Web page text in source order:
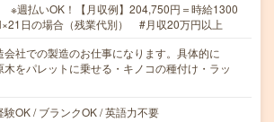
※週払いOK！【月収例】204,750円＝時給1300
日の場合（残業代別） #月収20万円以上
会社での製造のお仕事になります。具体的に
をパレットに乗せる・キノコの種付け・ラッ
験OK / ブランクOK / 英語力不要